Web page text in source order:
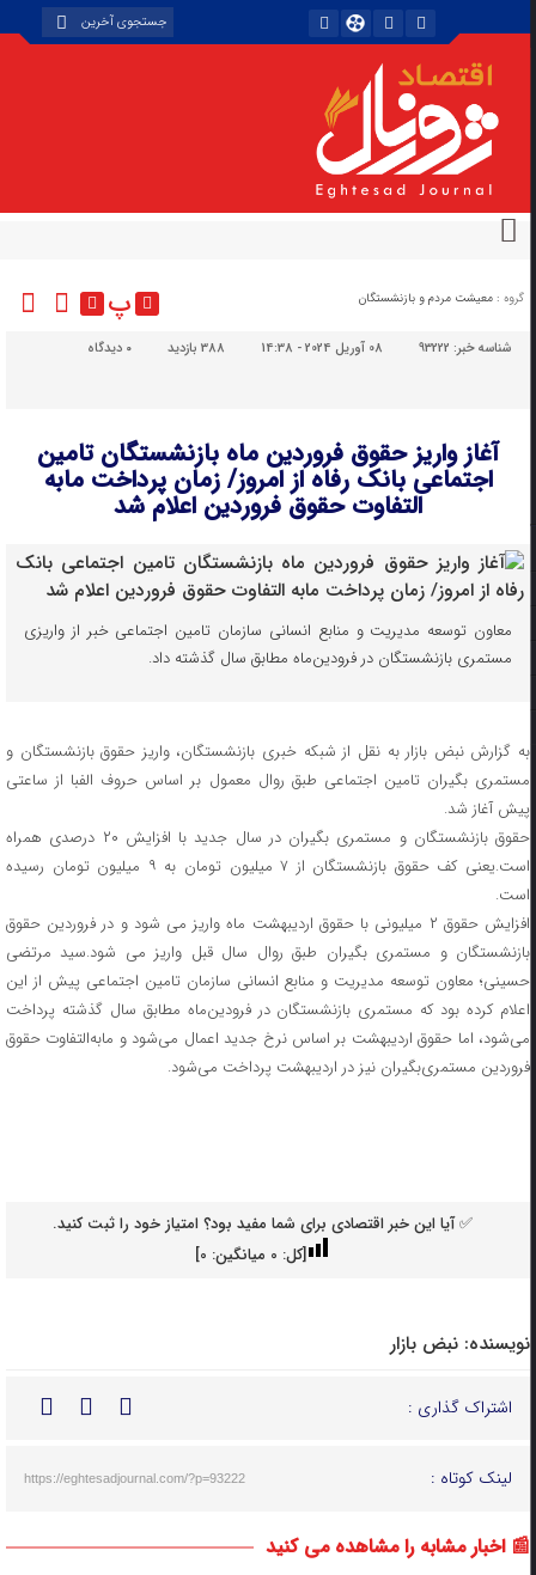
گروه : معیشت مردم و بازنشستگان پ
شناسه خبر:93222 08 آوریل 2024 - 14:38 388 بازدید دیدگاه
آغاز واریز حقوق فروردین ماه بازنشستگان تامین
اجتماعی بانک رفاه از امروز/ زمان پرداخت مابه
التفاوت حقوق فروردین اعلام شد
معاون توسعه مدیریت و منابع انسانی سازمان تامین اجتماعی خبر از واریزی
مستمری بازنشستگان در فرودین‌ماه مطابق سال گذشته داد.
به گزارش نبض بازار به نقل از شبکه خبری بازنشستگان، واریز حقوق بازنشستگان و
مستمری بگیران تامین اجتماعی طبق روال معمول بر اساس حروف الفبا از ساعتی
پیش آغاز شد.
حقوق بازنشستگان و مستمری بگیران در سال جدید با افزایش ۲۰ درصدی همراه
است.یعنی کف حقوق بازنشستگان از ۷ میلیون تومان به ۹ میلیون تومان رسیده
است.
افزایش حقوق ۲ میلیونی با حقوق اردیبهشت ماه واریز می شود و در فروردین حقوق
بازنشستگان و مستمری بگیران طبق روال سال قبل واریز می شود.سید مرتضی
حسینی؛ معاون توسعه مدیریت و منابع انسانی سازمان تامین اجتماعی پیش از این
اعلام کرده بود که مستمری بازنشستگان در فرودین‌ماه مطابق سال گذشته پرداخت
می‌شود، اما حقوق اردیبهشت بر اساس نرخ جدید اعمال می‌شود و مابه‌التفاوت حقوق
فروردین مستمری‌بگیران نیز در اردیبهشت پرداخت می‌شود.
✅ آیا این خبر اقتصادی برای شما مفید بود؟ امتیاز خود را ثبت کنید.
[کل: 0میانگین: 0
]
نویسنده: نبض بازار
اشتراک گذاری :
لینک کوتاه : https://eghtesadjournal.com/?p=93222
📰 اخبار مشابه را مشاهده می کنید